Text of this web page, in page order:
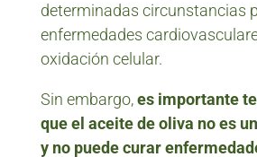
determinadas circunstancias
enfermedades
oxidación celular.
Sin embargo,es importante
que el aceite de oliva no es
y no puede curar